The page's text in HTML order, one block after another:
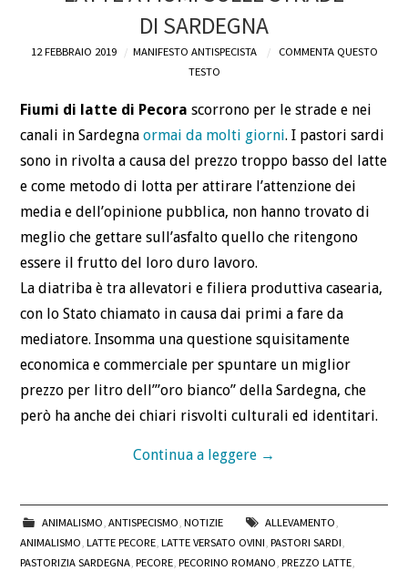
BLOG
DI SARDEGNA
12 FEBBRAIO 2019 MANIFESTO ANTISPECISTA
COMMENTA QUESTO
TESTO
Fiumi di latte di Pecora scorrono per le strade e nei
canali in Sardegnaormai da molti giorni. I pastori sardi
sono in rivolta a causa del prezzo troppo basso del latte
e come metodo di lotta per attirare l’attenzione dei
media e dell’opinione pubblica, non hanno trovato di
meglio che gettare sull’asfalto quello che ritengono
essere il frutto del loro duro lavoro.
La diatriba è tra allevatori e filiera produttiva casearia,
con lo Stato chiamato in causa dai primi a fare da
mediatore. Insomma una questione squisitamente
economica e commerciale per spuntare un miglior
prezzo per litro dell’”oro bianco” della Sardegna, che
però ha anche dei chiari risvolti culturali ed identitari.
Continua a leggere →
ANIMALISMO, ANTISPECISMO, NOTIZIE ALLEVAMENTO,
ANIMALISMO,LATTE PECORE,LATTE VERSATO OVINI,PASTORI SARDI,
PASTORIZIA SARDEGNA,PECORE,PECORINO ROMANO,PREZZO LATTE,